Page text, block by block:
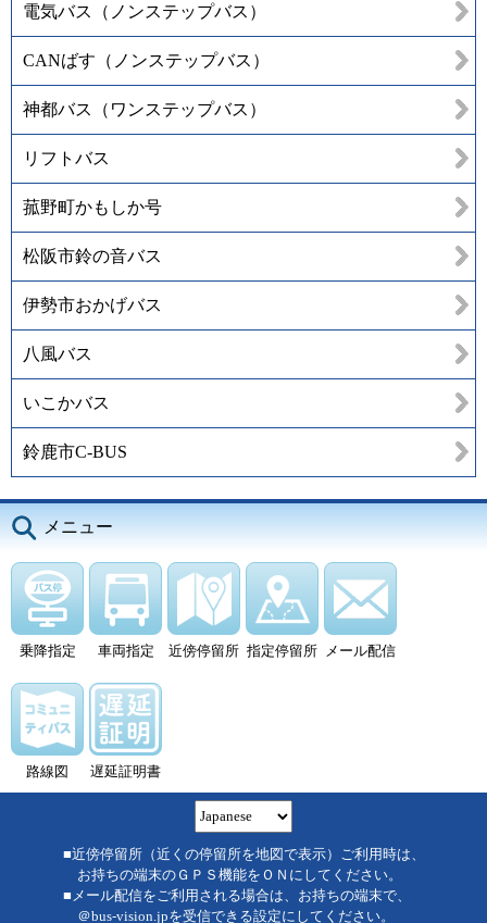
電気バス（ノンステップバス）
CANばす（ノンステップバス）
神都バス（ワンステップバス）
リフトバス
菰野町かもしか号
松阪市鈴の音バス
伊勢市おかげバス
八風バス
いこかバス
鈴鹿市C-BUS
メニュー
乗降指定 車両指定 近傍停留所 指定停留所 メール配信
路線図 遅延証明書
■近傍停留所（近くの停留所を地図で表示）ご利用時は、
お持ちの端末のＧＰＳ機能をＯＮにしてください。
■メール配信をご利用される場合は、お持ちの端末で、
＠bus-vision.jpを受信できる設定にしてください。